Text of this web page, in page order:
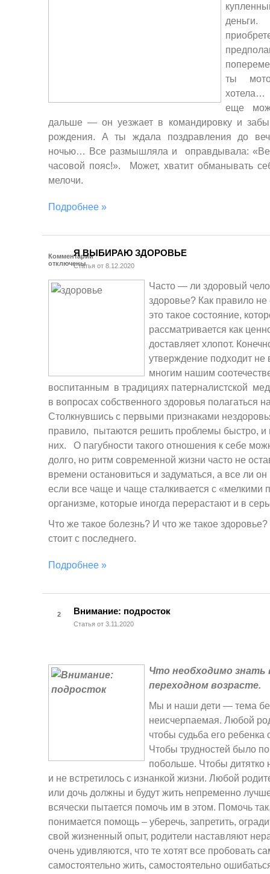
ты
еще
дальше — он уезжает в командировку и
рождения. А ты ждала поздравления до
ночью… Все размышляла и оправдывала:
часовой пояс!». Может, хватит обманывать
мелочи.
Подробнее »
Комментарии
отключены
Я ВЫБИРАЮ ЗДОРОВЬЕ
Статья от 8.12.2020
Часто — ли здоровый
здоровье? Как правило
это такое состояние,
рассматривается как
доставляет хлопот.
утверждение подходит не
многим нашим
воспитанным в традициях патерналистской
в вопросах собственного здоровья полагаться
Столкнувшись с первыми признаками
правило, пытаются решить проблемы быстро, и
них. О пагубности такого отношения к себе
долго, но ритм современной жизни часто не
времени остановиться и задуматься, а все ли
если все чаще и чаще сталкивается с «мелкими
организме, которые иногда перерастают и в
Что же такое болезнь? И что же такое
стоит с последнего.
Подробнее »
2 Внимание: подросток
Статья от 3.11.2020
Что необходимо знать
переходном возрасте.
Мы и наши дети — тема
неисчерпаемая. Любой
чтобы судьба его ребенка
Чтобы трудностей было
побольше. Чтобы дитятко
и не встретилось с изнанкой жизни. Любой
или дочь должны и будут жить непременно
всячески пытается помочь им в этом. Помочь
понимается помощь – уберечь, запретить,
свой жизненный опыт, родители наставляют
очень удивляются, что те хотят все пробовать
самостоятельно жить, самостоятельно